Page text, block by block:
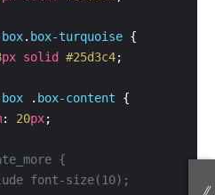
. box-turquoise
px solid #25d3c4
. box-content
: 20px